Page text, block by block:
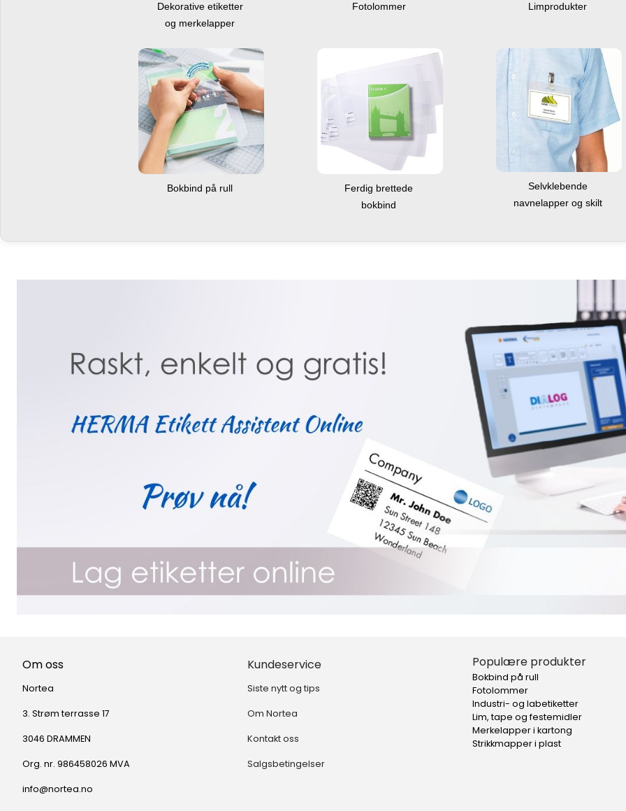
Dekorative etiketter
og merkelapper
Fotolommer Limprodukter
Bokbind på rull
Ferdig brettede
bokbind
Selvklebende
navnelapper og skilt
Om oss
Nortea
3. Strøm terrasse 17
3046 DRAMMEN
Org. nr. 986458026 MVA
info@nortea.no
Kundeservice
Siste nytt og tips
Om Nortea
Kontakt oss
Salgsbetingelser
Populære produkter
Bokbind på rull
Fotolommer
Industri- og labetiketter
Lim, tape og festemidler
Merkelapper i kartong
Strikkmapper i plast